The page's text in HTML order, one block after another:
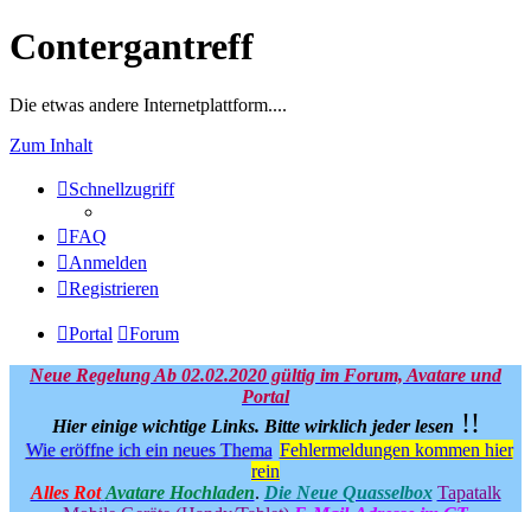
Contergantreff
Die etwas andere Internetplattform....
Zum Inhalt
Schnellzugriff
FAQ
Anmelden
Registrieren
Portal Forum
Neue Regelung Ab 02.02.2020 gültig im Forum, Avatare und
Portal
Hier einige wichtige Links. Bitte wirklich jeder lesen !!
Wie eröffne ich ein neues Thema Fehlermeldungen kommen hier
rein
Alles Rot Avatare Hochladen. Die Neue Quasselbox Tapatalk